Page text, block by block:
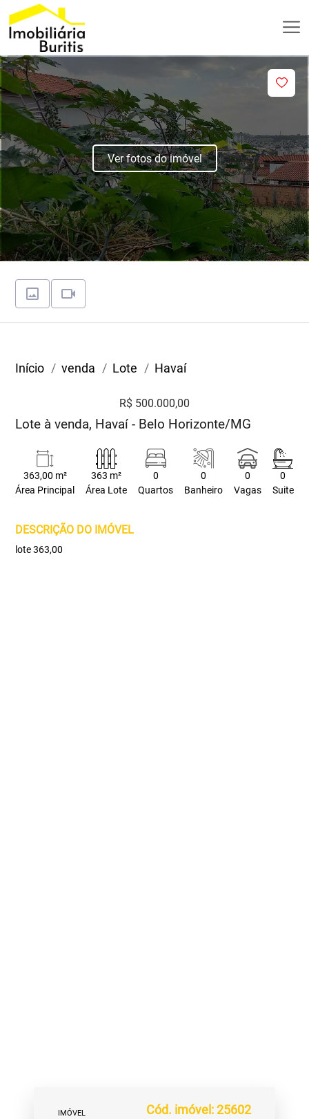
Ver fotos do imóvel
Início venda Lote Havaí
R$ 500.000,00
Lote à venda, Havaí - Belo Horizonte/MG
363,00 m²
Área Principal
363 m²
Área Lote
0
Quartos
0
Banheiro
0
Vagas
0
Suite
DESCRIÇÃO DO IMÓVEL
lote 363,00
IMÓVEL Cód. imóvel: 25602